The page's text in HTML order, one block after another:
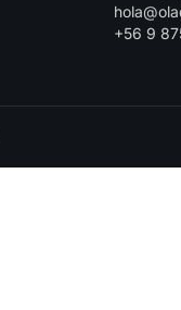
+56 9